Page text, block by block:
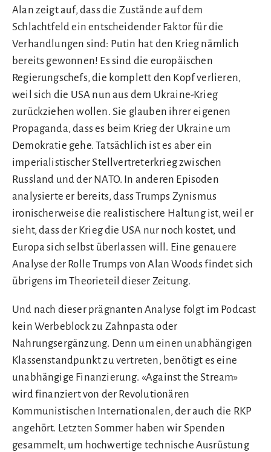
Alan zeigt auf, dass die Zustände auf dem
Schlachtfeld ein entscheidender Faktor für die
Verhandlungen sind: Putin hat den Krieg nämlich
bereits gewonnen! Es sind die europäischen
Regierungschefs, die komplett den Kopf verlieren,
weil sich die USA nun aus dem Ukraine-Krieg
zurückziehen wollen. Sie glauben ihrer eigenen
Propaganda, dass es beim Krieg der Ukraine um
Demokratie gehe. Tatsächlich ist es aber ein
imperialistischer Stellvertreterkrieg zwischen
Russland und der NATO. In anderen Episoden
analysierte er bereits, dass Trumps Zynismus
ironischerweise die realistischere Haltung ist, weil er
sieht, dass der Krieg die USA nur noch kostet, und
Europa sich selbst überlassen will. Eine genauere
Analyse der Rolle Trumps von Alan Woods findet sich
übrigens im Theorieteil dieser Zeitung.
Und nach dieser prägnanten Analyse folgt im Podcast
kein Werbeblock zu Zahnpasta oder
Nahrungsergänzung. Denn um einen unabhängigen
Klassenstandpunkt zu vertreten, benötigt es eine
unabhängige Finanzierung. «Against the Stream»
wird finanziert von der Revolutionären
Kommunistischen Internationalen, der auch die RKP
angehört. Letzten Sommer haben wir Spenden
gesammelt, um hochwertige technische Ausrüstung